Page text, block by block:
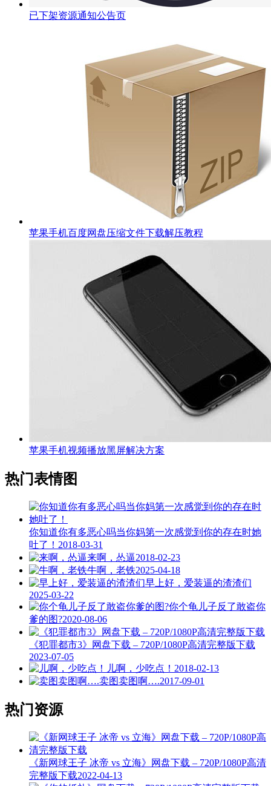
已下架资源通知公告页
苹果手机百度网盘压缩文件下载解压教程
苹果手机视频播放黑屏解决方案
热门表情图
你知道你有多恶心吗当你妈第一次感觉到你的存在时她
吐了！ 2018-03-31
来啊，怂逼2018-02-23
牛啊，老铁2025-04-18
早上好，爱装逼的渣渣们
2025-03-22
你个龟儿子反了敢盗你
爹的图?2020-08-06
《犯罪都市3》网盘下载 – 720P/1080P高清完整版下载
2023-07-05
儿啊，少吃点！ 2018-02-13
卖图卖图啊….2017-09-01
热门资源
《新网球王子 冰帝 vs 立海》网盘下载 – 720P/1080P高清
完整版下载2022-04-13